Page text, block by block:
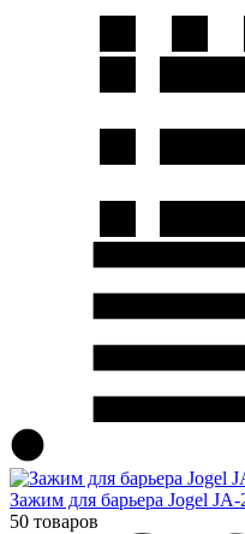
Зажим для барьера Jogel
50 товаров